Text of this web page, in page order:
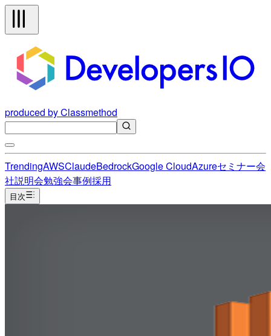
produced by Classmethod
TrendingAWSClaudeBedrockGoogle CloudAzureセミナー会
社説明会勉強会事例採用
目次